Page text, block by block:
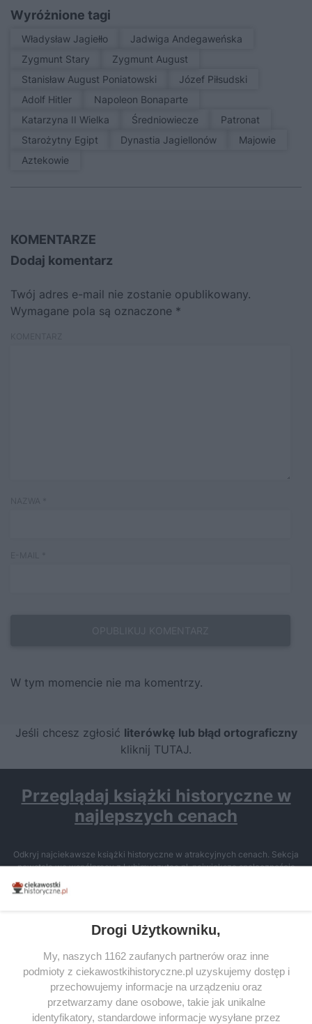
Wyróżnione tagi
Władysław Jagiełło
Jadwiga Andegaweńska
Zygmunt Stary
Zygmunt August
Stanisław August Poniatowski
Józef Piłsudski
Adolf Hitler
Napoleon Bonaparte
Katarzyna II Wielka
średniowiecze
patronat
Starożytny Egipt
Dynastia Jagiellonów
Majowie
Aztekowie
KOMENTARZE
Dodaj komentarz
Twój adres e-mail nie zostanie opublikowany.
Wymagane pola są oznaczone *
W tym momencie nie ma komentrzy.
Jeśli chcesz zgłosić literówkę lub błąd ortograficzny
kliknij TUTAJ.
Przeglądaj książki historyczne w
najlepszych cenach
Odkryj najciekawsze książki historyczne w atrakcyjnych cenach. Sekcja
powstała we współpracy z Lubimyczytac.pl, największą społecznością
miłośników literatury w Polsce – dzięki temu możesz wybierać spośród
tytułów najwyżej ocenianych przez czytelników.
SERWIS
SPOŁECZNOŚĆ
Drogi Użytkowniku,
My, naszych 1162 zaufanych partnerów oraz inne
podmioty z ciekawostkihistoryczne.pl uzyskujemy dostęp i
przechowujemy informacje na urządzeniu oraz
przetwarzamy dane osobowe, takie jak unikalne
identyfikatory, standardowe informacje wysyłane przez